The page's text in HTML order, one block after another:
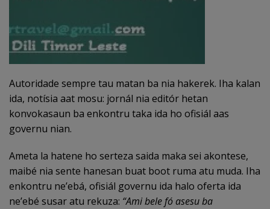
Autoridade sempre tau matan ba nia hakerek. Iha kalan
ida, notísia aat mosu: jornál nia editór hetan
konvokasaun ba enkontru taka ida ho ofisiál aas
governu nian.
Ameta la hatene ho serteza saida maka sei akontese,
maibé nia sente hanesan buat boot ruma atu muda. Iha
enkontru ne’ebá, ofisiál governu ida halo oferta ida
ne’ebé susar atu rekuza: “Ami bele fó asesu ba